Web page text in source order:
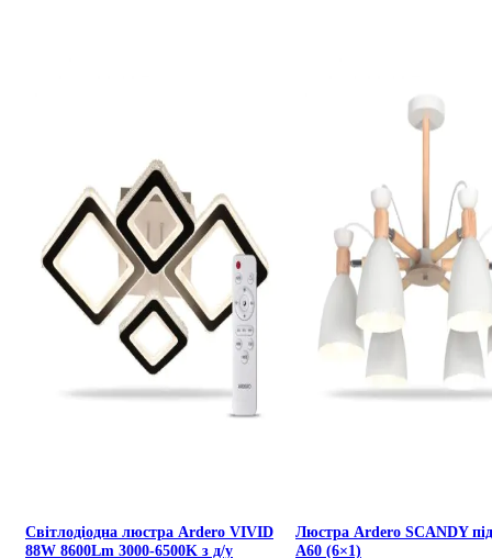
Світлодіодна люстра Ardero VIVID
88W 8600Lm 3000-6500K з д/у
Люстра Ardero SCANDY
А60 (6×1)